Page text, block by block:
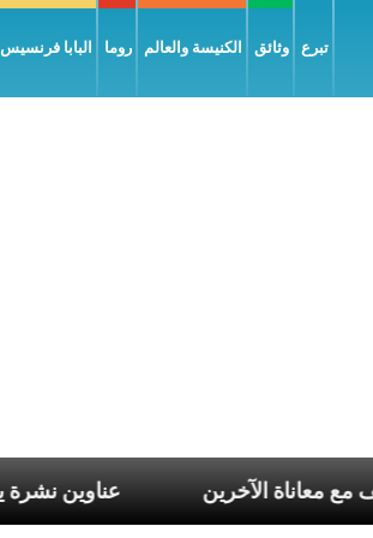
البابا فرنسيس روما الكنيسة والعالم وثائق تبرع
يبدأ بالتعاطف مع معاناة الآخرين